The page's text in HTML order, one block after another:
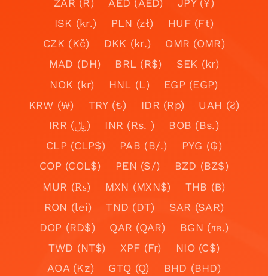
ZAR (R)
AED (AED)
JPY (¥)
ISK (kr.)
PLN (zł)
HUF (Ft)
CZK (Kč)
DKK (kr.)
OMR (OMR)
MAD (DH)
BRL (R$)
SEK (kr)
NOK (kr)
HNL (L)
EGP (EGP)
KRW (₩)
TRY (₺) IDR (Rp)
UAH (₴)
IRR (﷼)
INR (Rs. )
BOB (Bs.)
CLP (CLP$)
PAB (B/.)
PYG (₲)
COP (COL$)
PEN (S/)
BZD (BZ$)
MUR (₨)
MXN (MXN$)
THB (฿)
RON (lei)
TND (DT)
SAR (SAR)
DOP (RD$)
QAR (QAR)
BGN (лв.)
TWD (NT$)
XPF (Fr)
NIO (C$)
AOA (Kz)
GTQ (Q)
BHD (BHD)